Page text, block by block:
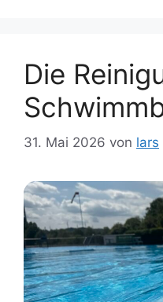
Die
31. Mai 2026 von lars